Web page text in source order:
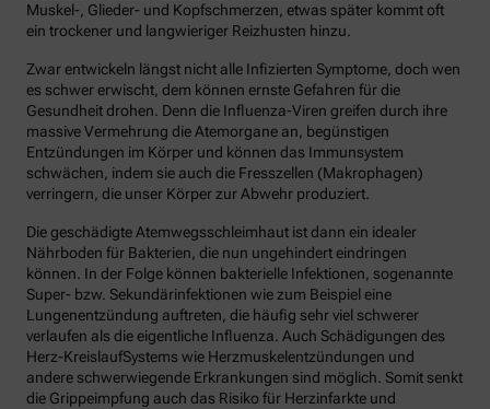
Muskel-, Glieder- und Kopfschmerzen, etwas später kommt oft
ein trockener und langwieriger Reizhusten hinzu.
Zwar entwickeln längst nicht alle Infizierten Symptome, doch wen
es schwer erwischt, dem können ernste Gefahren für die
Gesundheit drohen. Denn die Influenza-Viren greifen durch ihre
massive Vermehrung die Atemorgane an, begünstigen
Entzündungen im Körper und können das Immunsystem
schwächen, indem sie auch die Fresszellen (Makrophagen)
verringern, die unser Körper zur Abwehr produziert.
Die geschädigte Atemwegsschleimhaut ist dann ein idealer
Nährboden für Bakterien, die nun ungehindert eindringen
können. In der Folge können bakterielle Infektionen, sogenannte
Super- bzw. Sekundärinfektionen wie zum Beispiel eine
Lungenentzündung auftreten, die häufig sehr viel schwerer
verlaufen als die eigentliche Influenza. Auch Schädigungen des
Herz-KreislaufSystems wie Herzmuskelentzündungen und
andere schwerwiegende Erkrankungen sind möglich. Somit senkt
die Grippeimpfung auch das Risiko für Herzinfarkte und